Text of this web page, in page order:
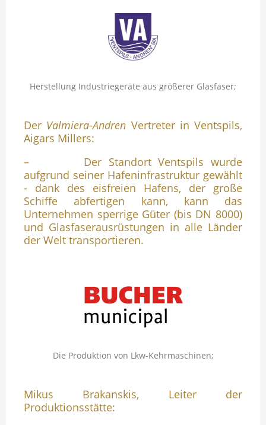
Herstellung Industriegeräte aus größerer Glasfaser;
Der Valmiera-Andren Vertreter in Ventspils,
Aigars Millers:
– Der Standort Ventspils wurde
aufgrund seiner Hafeninfrastruktur gewählt
- dank des eisfreien Hafens, der große
Schiffe abfertigen kann, kann das
Unternehmen sperrige Güter (bis DN 8000)
und Glasfaserausrüstungen in alle Länder
der Welt transportieren.
Die Produktion von Lkw-Kehrmaschinen;
Mikus Brakanskis, Leiter der
Produktionsstätte: